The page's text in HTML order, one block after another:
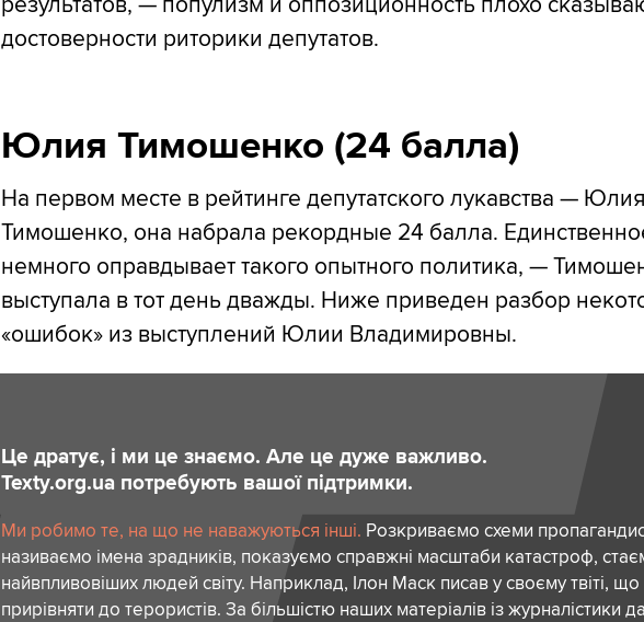
достоверности риторики депутатов.
Юлия Тимошенко (24 балла)
На первом месте в рейтинге депутатского лукавства — Юлия
Тимошенко, она набрала рекордные 24 балла.
немного оправдывает такого опытного политика, —
выступала в тот день дважды. Ниже приведен разбор
«ошибок» из выступлений Юлии Владимировны.
Це дратує, і ми це знаємо. Але це дуже важливо.
Texty.org.ua потребують вашої підтримки.
Ми робимо те, на що не наважуються інші. Розкриваємо схеми
називаємо імена зрадників, показуємо справжні масштаби катастроф,
найвпливовіших людей світу. Наприклад, Ілон Маск писав у своєму твіті,
прирівняти до терористів. За більшістю наших матеріалів із журналістики